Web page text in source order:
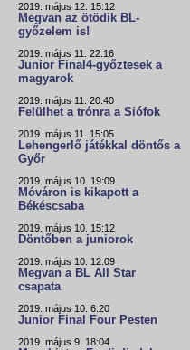
2019. május 12. 15:12
Megvan az ötödik BL-
győzelem is!
2019. május 11. 22:16
Junior Final4-győztesek a
magyarok
2019. május 11. 20:40
Felülhet a trónra a Siófok
2019. május 11. 15:05
Lehengerlő játékkal döntős a
Győr
2019. május 10. 19:09
Móváron is kikapott a
Békéscsaba
2019. május 10. 15:12
Döntőben a juniorok
2019. május 10. 12:09
Megvan a BL All Star
csapata
2019. május 10. 6:20
Junior Final Four Pesten
2019. május 9. 18:04